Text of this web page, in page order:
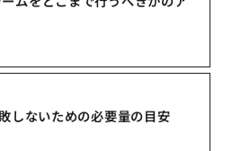
しないための必要量の目安